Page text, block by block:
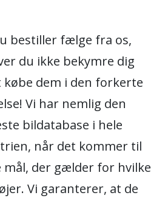
bestiller fælge fra os,
du ikke bekymre dig
købe dem i den forkerte
Vi har nemlig den
bildatabase i hele
når det kommer til
mål, der gælder for hvilke
Vi garanterer, at de